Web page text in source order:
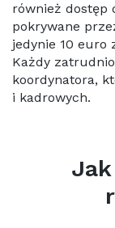
również dostęp
pokrywane
jedynie 10 euro
Każdy
koordynatora,
i kadrowych.